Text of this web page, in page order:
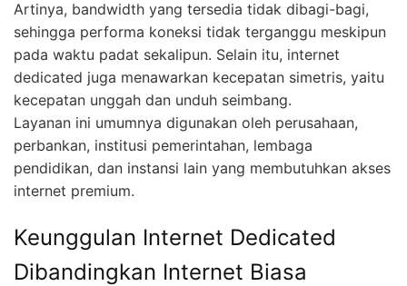
Artinya, bandwidth yang tersedia tidak dibagi-bagi,
sehingga performa koneksi tidak terganggu meskipun
pada waktu padat sekalipun. Selain itu, internet
dedicated juga menawarkan kecepatan simetris, yaitu
kecepatan unggah dan unduh seimbang.
Layanan ini umumnya digunakan oleh perusahaan,
perbankan, institusi pemerintahan, lembaga
pendidikan, dan instansi lain yang membutuhkan akses
internet premium.
Keunggulan Internet Dedicated
Dibandingkan Internet Biasa